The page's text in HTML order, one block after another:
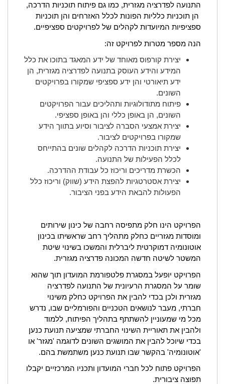
התנועה לפדרציה מגזרית, כמו גם פיתוח תוכניות הדרכה,
הן תוכניות כלליות הפונות לכלל האזרחים והן תוכניות
ספציפיות המיועדות לקהלים של לפרויקטים ספציפיים.
הנה מספר מטרות לפרויקט זה:
יצירת קורפוס מאוחד של ידע המאגד בתוכו את כלל
המידע והידע העוסק בתנועה לפדרציה מגזרית, הן
ידע תיאורטי והן ידע ספציפי שמקורו בפרויקטים
השונים.
פיתוח מתודולוגיות ותהליכים עבור הפרויקטים
השונים, הן באופן כללי והן באופן ספציפי.
יצירת אמצעי הסברה לציבור וסיוע בתווך הידע
שמקורו בפרויקטים לציבור.
יצירת תוכניות הדרכה לקהלים שונים בהתייחס
לכלל הפעילות של התנועה.
הכשרת מדריכים וריכוז כל עבודת ההדרכה.
יצירת אסטרטגיות להפצת הידע (שווק) וריכוז כלל
הפעולות להבאת הידע בפני הציבור.
הפרויקט הינו חלק מתפיסה רחבה של כינון שירותים
ומוסדות מגזריים כחלק מתהליך רחב שראשיתו בכינון
אוטונומיה דמוקרטית ליברלית והמשכו בשינוי שיטת
המשטר לשיטה חדשה המכונה פדרציה מגזרית.
הפרויקט יופעל במסגרת פלטפורמת המועדון תוך שהוא
שומר על המסגרת הרעיונית של התנועה לפדרציה
מגזרית ולכן בכדי להבין את הפרויקט כחלק משינוי
חברתי, מעבר לנושאים הטכניים והפורמליים שבו, נדרש
מכל מי שמעוניין להשתתף בתהליך הפיתוח, ללמוד
ולהבין את תאוריית השינוי החברתי שמציעה תנועת כנען
בכדי שיוכל להבין את המושגים השונים לדוגמה 'מגזר' או
'אוטונומיה' בהקשר שבו תנועת כנען משתמשת בהם.
הפרויקט פתוח לכל חברי המועדון ותכניו המרכזיים יקבלו
תפוצה ציבורית.